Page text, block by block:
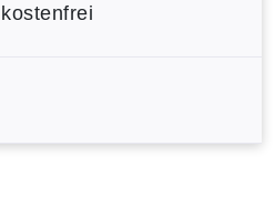
kostenfrei